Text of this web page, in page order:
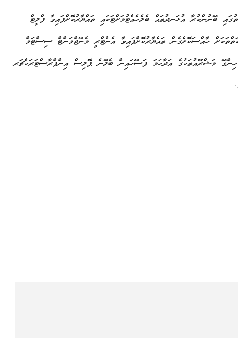
ބޭނުންކުރާ އުޅަނދުތައް ބެލެހެއްޓުމަށްޓަކައި ތައްޔާރުކޮށްފައިވާ ފްލީޓް
ހާއްސަކޮށްގެން ތައްޔާރުކޮށްފައިވާ އެންޓްރީ މެނޭޖްމަންޓް ސިސްޓަމް
ހިންގޭ މަޝްރޫއުތަކުގެ އަދާހަމަ ފަސޭހައިން ބެލޭނެ ޕޮލިސް އިންފްރާސްޓަރަކްޗަރ